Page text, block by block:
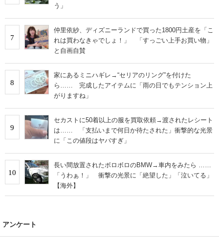
う」
7
仲里依紗、ディズニーランドで買った1800円土産を「こ
れは買わなきゃでしょ！」 「すっごい上手お買い物」
と自画自賛
8
家にあるミニハギレ→“セリアのリング”を付けた
ら…… 完成したアイテムに「雨の日でもテンション上
がりますね」
9
セカストに50着以上の服を買取依頼→渡されたレシート
は…… 「支払いまで何日か待たされた」衝撃的な光景
に「この値段はヤバすぎ」
10
長い間放置されたボロボロのBMW→車内をみたら ……
「うわぁ！」 衝撃の光景に「絶望した」「泣いてる」
【海外】
アンケート